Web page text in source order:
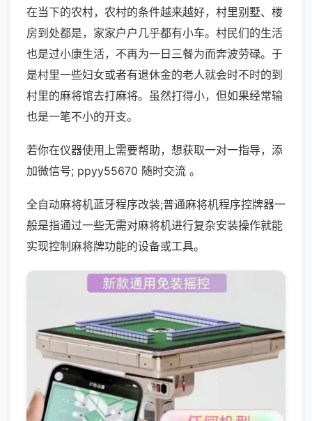
在当下的农村，农村的条件越来越好，村里别墅、楼
房到处都是，家家户户几乎都有小车。村民们的生活
也是过小康生活，不再为一日三餐为而奔波劳碌。于
是村里一些妇女或者有退休金的老人就会时不时的到
村里的麻将馆去打麻将。虽然打得小，但如果经常输
也是一笔不小的开支。
若你在仪器使用上需要帮助，想获取一对一指导，添
加微信号; ppyy55670 随时交流 。
全自动麻将机蓝牙程序改装;普通麻将机程序控牌器一
般是指通过一些无需对麻将机进行复杂安装操作就能
实现控制麻将牌功能的设备或工具。